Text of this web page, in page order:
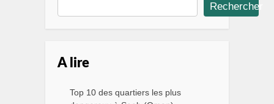
Rechercher
A lire
Top 10 des quartiers les plus